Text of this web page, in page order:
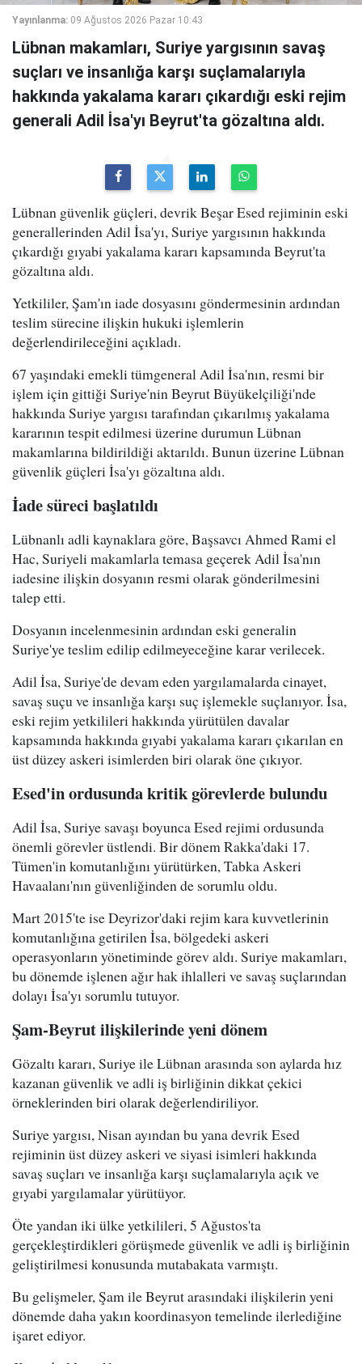
Yayınlanma: 09 Ağustos 2026 Pazar 10:43
Lübnan makamları, Suriye yargısının savaş
suçları ve insanlığa karşı suçlamalarıyla
hakkında yakalama kararı çıkardığı eski rejim
generali Adil İsa'yı Beyrut'ta gözaltına aldı.
Lübnan güvenlik güçleri, devrik Beşar Esed rejiminin eski
generallerinden Adil İsa'yı, Suriye yargısının hakkında
çıkardığı gıyabi yakalama kararı kapsamında Beyrut'ta
gözaltına aldı.
Yetkililer, Şam'ın iade dosyasını göndermesinin ardından
teslim sürecine ilişkin hukuki işlemlerin
değerlendirileceğini açıkladı.
67 yaşındaki emekli tümgeneral Adil İsa'nın, resmi bir
işlem için gittiği Suriye'nin Beyrut Büyükelçiliği'nde
hakkında Suriye yargısı tarafından çıkarılmış yakalama
kararının tespit edilmesi üzerine durumun Lübnan
makamlarına bildirildiği aktarıldı. Bunun üzerine Lübnan
güvenlik güçleri İsa'yı gözaltına aldı.
İade süreci başlatıldı
Lübnanlı adli kaynaklara göre, Başsavcı Ahmed Rami el
Hac, Suriyeli makamlarla temasa geçerek Adil İsa'nın
iadesine ilişkin dosyanın resmi olarak gönderilmesini
talep etti.
Dosyanın incelenmesinin ardından eski generalin
Suriye'ye teslim edilip edilmeyeceğine karar verilecek.
Adil İsa, Suriye'de devam eden yargılamalarda cinayet,
savaş suçu ve insanlığa karşı suç işlemekle suçlanıyor. İsa,
eski rejim yetkilileri hakkında yürütülen davalar
kapsamında hakkında gıyabi yakalama kararı çıkarılan en
üst düzey askeri isimlerden biri olarak öne çıkıyor.
Esed'in ordusunda kritik görevlerde bulundu
Adil İsa, Suriye savaşı boyunca Esed rejimi ordusunda
önemli görevler üstlendi. Bir dönem Rakka'daki 17.
Tümen'in komutanlığını yürütürken, Tabka Askeri
Havaalanı'nın güvenliğinden de sorumlu oldu.
Mart 2015'te ise Deyrizor'daki rejim kara kuvvetlerinin
komutanlığına getirilen İsa, bölgedeki askeri
operasyonların yönetiminde görev aldı. Suriye makamları,
bu dönemde işlenen ağır hak ihlalleri ve savaş suçlarından
dolayı İsa'yı sorumlu tutuyor.
Şam-Beyrut ilişkilerinde yeni dönem
Gözaltı kararı, Suriye ile Lübnan arasında son aylarda hız
kazanan güvenlik ve adli iş birliğinin dikkat çekici
örneklerinden biri olarak değerlendiriliyor.
Suriye yargısı, Nisan ayından bu yana devrik Esed
rejiminin üst düzey askeri ve siyasi isimleri hakkında
savaş suçları ve insanlığa karşı suçlamalarıyla açık ve
gıyabi yargılamalar yürütüyor.
Öte yandan iki ülke yetkilileri, 5 Ağustos'ta
gerçekleştirdikleri görüşmede güvenlik ve adli iş birliğinin
geliştirilmesi konusunda mutabakata varmıştı.
Bu gelişmeler, Şam ile Beyrut arasındaki ilişkilerin yeni
dönemde daha yakın koordinasyon temelinde ilerlediğine
işaret ediyor.